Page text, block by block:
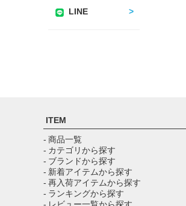
LINE
ITEM
- 商品一覧
- カテゴリから探す
- ブランドから探す
- 新着アイテムから探す
- 再入荷アイテムから探す
- ランキングから探す